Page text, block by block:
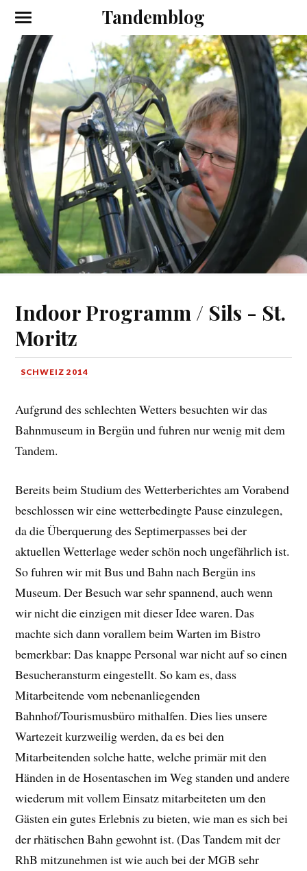
Tandemblog
Indoor Programm / Sils - St.
Moritz
SCHWEIZ 2014
Aufgrund des schlechten Wetters besuchten wir das
Bahnmuseum in Bergün und fuhren nur wenig mit dem
Tandem.
Bereits beim Studium des Wetterberichtes am Vorabend
beschlossen wir eine wetterbedingte Pause einzulegen,
da die Überquerung des Septimerpasses bei der
aktuellen Wetterlage weder schön noch ungefährlich ist.
So fuhren wir mit Bus und Bahn nach Bergün ins
Museum. Der Besuch war sehr spannend, auch wenn
wir nicht die einzigen mit dieser Idee waren. Das
machte sich dann vorallem beim Warten im Bistro
bemerkbar: Das knappe Personal war nicht auf so einen
Besucheransturm eingestellt. So kam es, dass
Mitarbeitende vom nebenanliegenden
Bahnhof/Tourismusbüro mithalfen. Dies lies unsere
Wartezeit kurzweilig werden, da es bei den
Mitarbeitenden solche hatte, welche primär mit den
Händen in de Hosentaschen im Weg standen und andere
wiederum mit vollem Einsatz mitarbeiteten um den
Gästen ein gutes Erlebnis zu bieten, wie man es sich bei
der rhätischen Bahn gewohnt ist. (Das Tandem mit der
RhB mitzunehmen ist wie auch bei der MGB sehr